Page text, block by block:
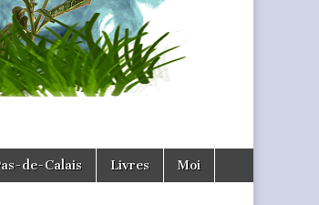
de-Calais Livres Moi